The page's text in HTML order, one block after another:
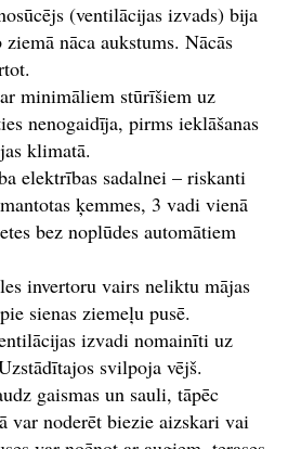
(ventilācijas izvads) bija
nāca aukstums. Nācās
minimāliem stūrīšiem uz
nenogaidīja, pirms ieklāšanas
klimatā.
elektrības sadalnei – riskanti
ķemmes, 3 vadi vienā
bez noplūdes automātiem
invertoru vairs neliktu mājas
sienas ziemeļu pusē.
izvadi nomainīti uz
svilpoja vējš.
gaismas un sauli, tāpēc
var noderēt biezie aizskari vai